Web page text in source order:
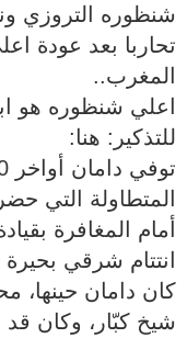
شنظوره التروزي
تحاربا بعد عودة
المغرب..
اعلي شنظوره هو
للتذكير: هنا:
المتطاولة التي
أمام المغافرة
انتتام شرقي بحيرة
كان دامان حينها،
شيخ كبّار، وكان